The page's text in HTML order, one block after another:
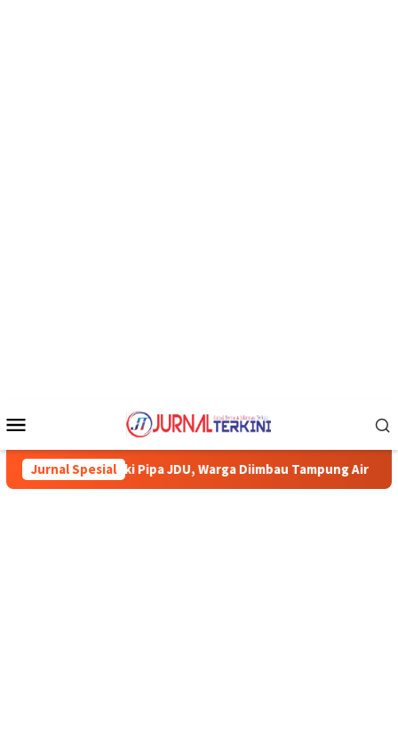
Mobile
Jurnal Spesial
Pipa JDU, Warga Diimbau Tampung Air Pemkab